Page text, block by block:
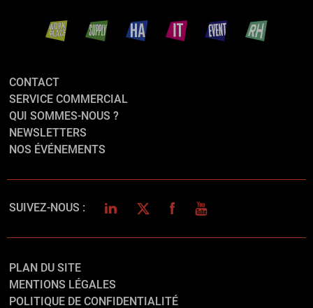
CONTACT
SERVICE COMMERCIAL
QUI SOMMES-NOUS ?
NEWSLETTERS
NOS ÉVÉNEMENTS
SUIVEZ-NOUS : LINKEDINTWITTERFACEBOOK
YOUTUBE
PLAN DU SITE
MENTIONS LÉGALES
POLITIQUE DE CONFIDENTIALITÉ